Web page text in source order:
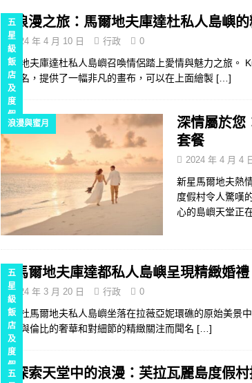
五
星
級
飯
店
及
度
假
村
浪漫之旅：馬爾地夫庫達杜私人島嶼
2024 年 4 月 10 日 行政 0
馬爾地夫庫達杜私人島嶼召喚情侶踏上愛情與魅力之旅
而聞名，提供了一幅非凡的畫布，可以在上面繪製 […]
浪漫與蜜月
深情屬於您
套餐
2024 年 4 月 4
新星馬爾地夫熱
度假村令人驚嘆
心的島嶼天堂正
五
星
級
飯
店
及
度
假
村
馬爾地夫庫達都私人島嶼呈現精緻婚禮
2024 年 3 月 20 日 行政 0
庫達杜馬爾地夫私人島嶼坐落在拉薇亞妮環礁的原始美景
其無與倫比的奢華和對細節的精緻關注而聞名 […]
五探索天堂中的浪漫：芙拉瓦麗島度假